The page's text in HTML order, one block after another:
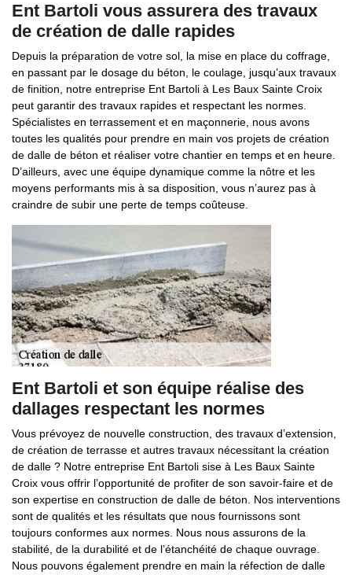
Ent Bartoli vous assurera des travaux
de création de dalle rapides
Depuis la préparation de votre sol, la mise en place du coffrage,
en passant par le dosage du béton, le coulage, jusqu’aux travaux
de finition, notre entreprise Ent Bartoli à Les Baux Sainte Croix
peut garantir des travaux rapides et respectant les normes.
Spécialistes en terrassement et en maçonnerie, nous avons
toutes les qualités pour prendre en main vos projets de création
de dalle de béton et réaliser votre chantier en temps et en heure.
D’ailleurs, avec une équipe dynamique comme la nôtre et les
moyens performants mis à sa disposition, vous n’aurez pas à
craindre de subir une perte de temps coûteuse.
Ent Bartoli et son équipe réalise des
dallages respectant les normes
Vous prévoyez de nouvelle construction, des travaux d’extension,
de création de terrasse et autres travaux nécessitant la création
de dalle ? Notre entreprise Ent Bartoli sise à Les Baux Sainte
Croix vous offrir l’opportunité de profiter de son savoir-faire et de
son expertise en construction de dalle de béton. Nos interventions
sont de qualités et les résultats que nous fournissons sont
toujours conformes aux normes. Nous nous assurons de la
stabilité, de la durabilité et de l’étanchéité de chaque ouvrage.
Nous pouvons également prendre en main la réfection de dalle